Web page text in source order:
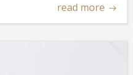
read more